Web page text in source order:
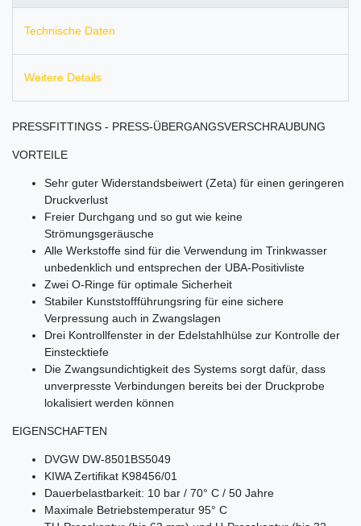
Technische Daten
Weitere Details
PRESSFITTINGS - PRESS-ÜBERGANGSVERSCHRAUBUNG
VORTEILE
Sehr guter Widerstandsbeiwert (Zeta) für einen geringeren
Druckverlust
Freier Durchgang und so gut wie keine
Strömungsgeräusche
Alle Werkstoffe sind für die Verwendung im Trinkwasser
unbedenklich und entsprechen der UBA-Positivliste
Zwei O-Ringe für optimale Sicherheit
Stabiler Kunststoffführungsring für eine sichere
Verpressung auch in Zwangslagen
Drei Kontrollfenster in der Edelstahlhülse zur Kontrolle der
Einstecktiefe
Die Zwangsundichtigkeit des Systems sorgt dafür, dass
unverpresste Verbindungen bereits bei der Druckprobe
lokalisiert werden können
EIGENSCHAFTEN
DVGW DW-8501BS5049
KIWA Zertifikat K98456/01
Dauerbelastbarkeit: 10 bar / 70° C / 50 Jahre
Maximale Betriebstemperatur 95° C